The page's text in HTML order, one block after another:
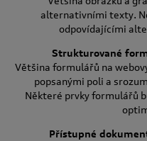
alternativními texty.
odpovídajícími
Strukturované
Většina formulářů na
popsanými poli a
Některé prvky formulářů
Přístupné